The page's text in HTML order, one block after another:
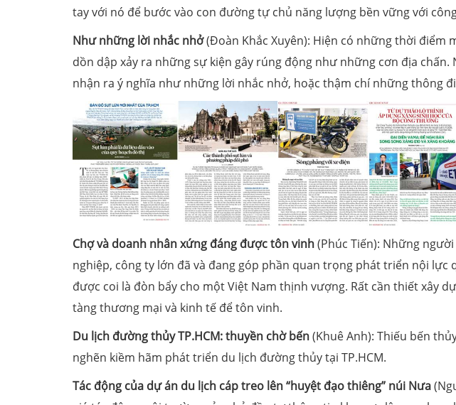
tay với nó để bước vào con đường tự chủ năng lượng bền vững với
Như những lời nhắc nhở(Đoàn Khắc Xuyên): Hiện có những thời điểm
dồn dập xảy ra những sự kiện gây rúng động như những cơn địa
nhận ra ý nghĩa như những lời nhắc nhở, hoặc thậm chí những thông
Chợ và doanh nhân xứng đáng được tôn vinh(Phúc Tiến): Những
nghiệp, công ty lớn đã và đang góp phần quan trọng phát triển nội
được coi là đòn bẩy cho một Việt Nam thịnh vượng. Rất cần thiết xây
tàng thương mại và kinh tế để tôn vinh.
Du lịch đường thủy TP.HCM: thuyền chờ bến(Khuê Anh): Thiếu bến
nghẽn kiềm hãm phát triển du lịch đường thủy tại TP.HCM.
Tác động của dự án du lịch cáp treo lên “huyệt đạo thiêng” núi Nưa